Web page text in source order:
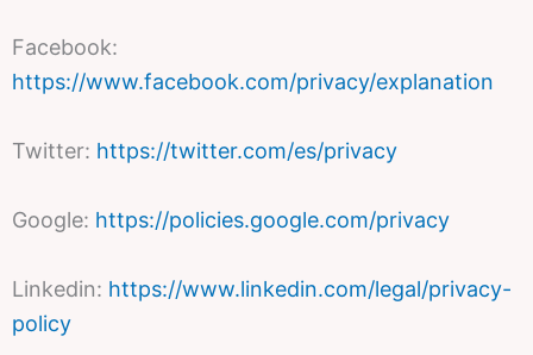
Facebook:
https://www.facebook.com/privacy/explanation
Twitter: https://twitter.com/es/privacy
Google: https://policies.google.com/privacy
Linkedin: https://www.linkedin.com/legal/privacy-
policy